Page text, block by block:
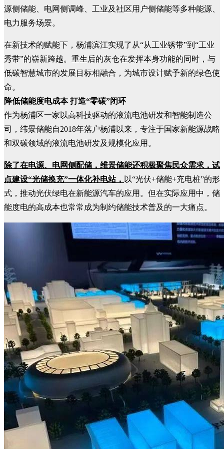
源侧储能、电网侧调峰、工业及社区用户侧储能等多种能源、
电力服务场景。
在新技术的赋能下，杨浦滨江实现了从“从工业锈带”到“工业
秀带”的崭新跨越。重生后的灰仓在发挥本身功能的同时，与
低碳智慧城市的发展目标相融合，为城市设计赋予新的绿色使
命。
降低储能度电成本 打造“零碳”闭环
作为杨浦区一家以高科技驱动的液流电池研发和智能制造公
司，纬景储能自2018年落户杨浦以来，专注于国家新能源战略
和双碳领域的液流电池研发及规模化应用。
除了在电源、电网侧配储，维景储能还积极聚焦民众需求，试
点建设“光储换充”一体化补电站， 以“光伏+储能+充电桩”的形
式，推动光伏绿电在新能源汽车的应用。但在实际应用中，储
能度电的高成本也常常成为制约储能技术普及的一大痛点。